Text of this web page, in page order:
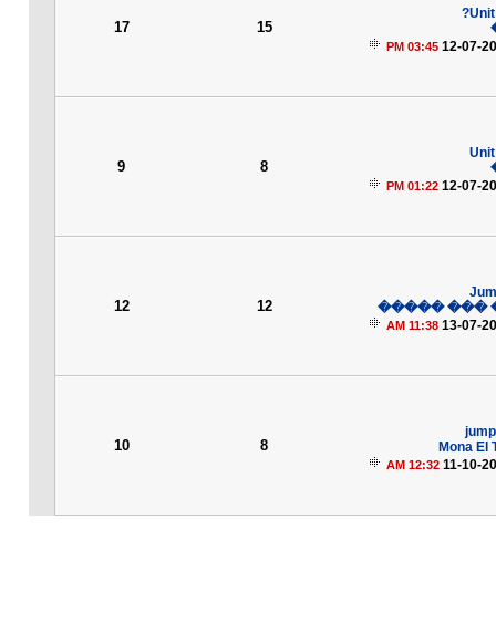
12-07-
03:45 PM
15
17
12-07-
01:22 PM
8
9
���� ���
13-07-
11:38 AM
12
12
Mona El
11-10-
12:32 AM
8
10